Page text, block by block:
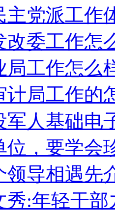
主党派工作
改委工作怎
局工作怎么
计局工作的
军人基础电
位，要学会
领导相遇先
秀:年轻干部